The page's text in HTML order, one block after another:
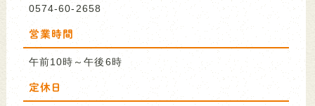
0574-60-2658
営業時間
午前10時～午後6時
定休日